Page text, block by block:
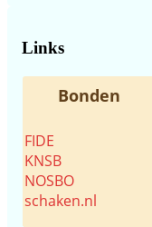
Links
Bonden
FIDE
KNSB
NOSBO
schaken.nl